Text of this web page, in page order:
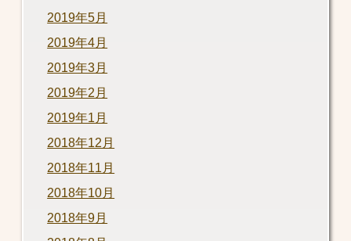
2019年5月
2019年4月
2019年3月
2019年2月
2019年1月
2018年12月
2018年11月
2018年10月
2018年9月